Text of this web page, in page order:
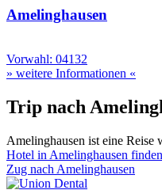
Amelinghausen
Vorwahl: 04132
» weitere Informationen «
Trip nach
Amelinghausen ist eine Reise
Hotel in Amelinghausen finden
Zug nach Amelinghausen